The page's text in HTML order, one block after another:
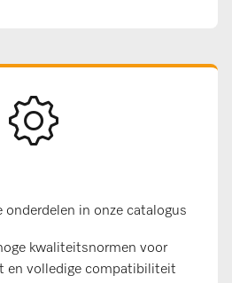
onderdelen in onze catalogus
kwaliteitsnormen voor
en volledige compatibiliteit